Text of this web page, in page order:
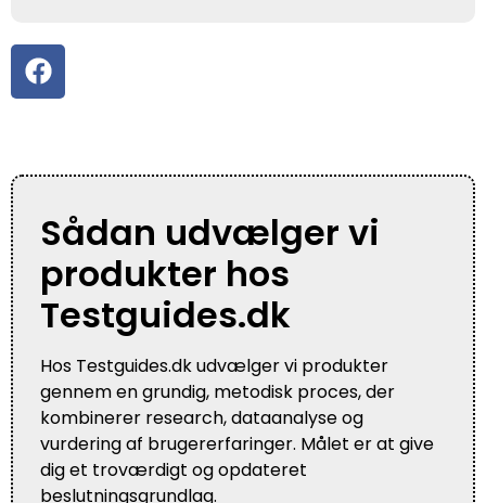
Sådan udvælger vi
produkter hos
Testguides.dk
Hos Testguides.dk udvælger vi produkter
gennem en grundig, metodisk proces, der
kombinerer research, dataanalyse og
vurdering af brugererfaringer. Målet er at give
dig et troværdigt og opdateret
beslutningsgrundlag.